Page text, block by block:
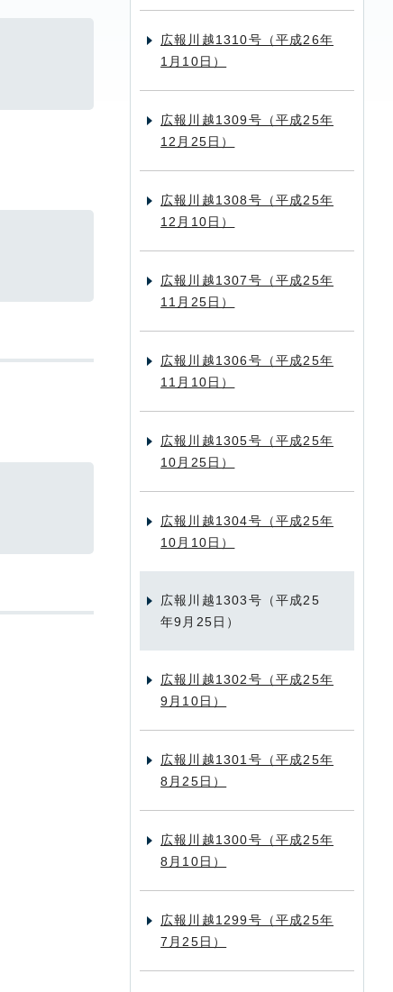
広報川越1310号（平成26年
1月10日）
広報川越1309号（平成25年
12月25日）
広報川越1308号（平成25年
12月10日）
広報川越1307号（平成25年
11月25日）
広報川越1306号（平成25年
11月10日）
広報川越1305号（平成25年
10月25日）
広報川越1304号（平成25年
10月10日）
広報川越1303号（平成25
年9月25日）
広報川越1302号（平成25年
9月10日）
広報川越1301号（平成25年
8月25日）
広報川越1300号（平成25年
8月10日）
広報川越1299号（平成25年
7月25日）